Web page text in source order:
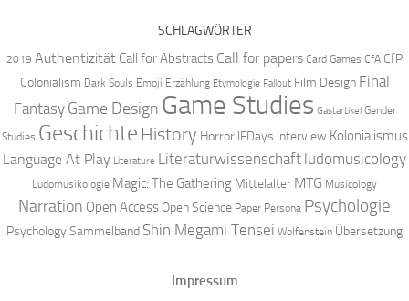
SCHLAGWÖRTER
2019 Authentizität Call for Abstracts Call for papers Card Games CfA CfP
Colonialism Dark Souls Emoji Erzählung Etymologie Fallout Film Design Final
Fantasy Game Design Game Studies Gastartikel Gender
Studies Geschichte History Horror IFDays Interview Kolonialismus
Language At Play Literature Literaturwissenschaft ludomusicology
Ludomusikologie Magic: The Gathering Mittelalter MTG Musicology
Narration Open Access Open Science Paper Persona Psychologie
PsychologySammelband Shin Megami Tensei Wolfenstein Übersetzung
Impressum